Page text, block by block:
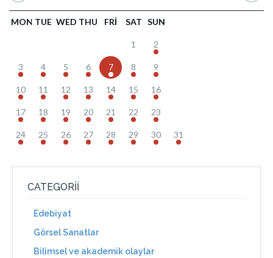
MON TUE WED THU FRI SAT SUN
1 2
3 4 5 6 7 8 9
10 11 12 13 14 15 16
17 18 19 20 21 22 23
24 25 26 27 28 29 30 31
CATEGORII
Edebiyat
Görsel Sanatlar
Bilimsel ve akademik olaylar